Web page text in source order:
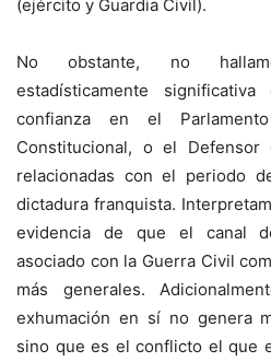
(ejército y Guardia Civil).
No obstante, no
estadísticamente
confianza en el
Constitucional, o el Defensor
relacionadas con el periodo
dictadura franquista.
evidencia de que el canal
asociado con la Guerra Civil
más generales.
exhumación en sí no genera
sino que es el conflicto el que